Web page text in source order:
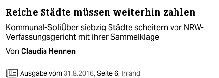
fragen & hilfe
unterstützen
abo
genossenschaft
Reiche Städte müssen weiterhin zahlen
Kommunal-SoliÜber siebzig Städte scheitern vor NRW-
Verfassungsgericht mit ihrer Sammelklage
Von Claudia Hennen
Ausgabe vom31.8.2016,Seite 6, Inland